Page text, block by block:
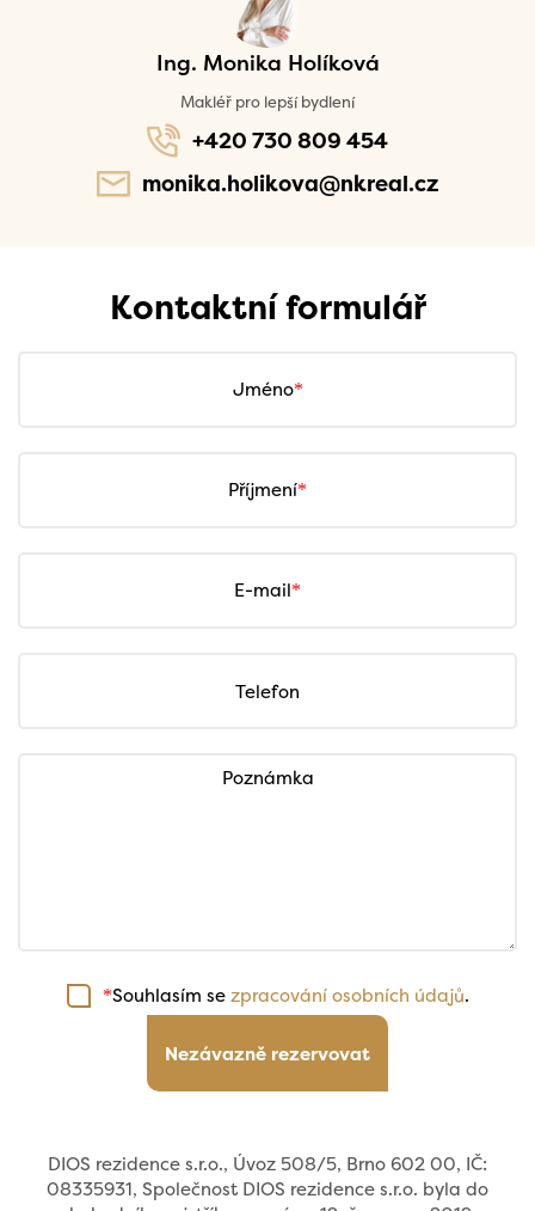
Ing. Monika Holíková
Makléř pro lepší bydlení
+420 730 809 454
monika.holikova@nkreal.cz
Kontaktní formulář
Jméno
Příjmení
E-mail
Telefon
Poznámka
*Souhlasím sezpracování osobních údajů.
Nezávazně rezervovat
DIOS rezidence s.r.o., Úvoz 508/5, Brno 602 00, IČ:
08335931, Společnost DIOS rezidence s.r.o. byla do